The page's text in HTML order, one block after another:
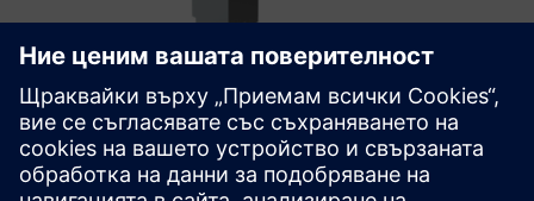
3D FLY
3D FLY е безконтактно устройство, което предефинира